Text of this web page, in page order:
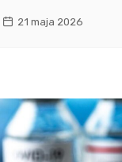
21 maja 2026